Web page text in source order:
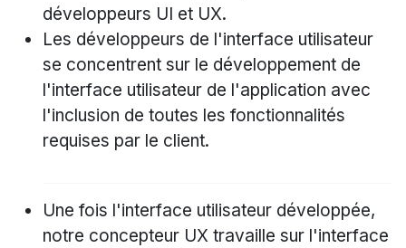
développeurs UI et UX.
Les développeurs de l'interface utilisateur
se concentrent sur le développement de
l'interface utilisateur de l'application avec
l'inclusion de toutes les fonctionnalités
requises par le client.
Une fois l'interface utilisateur développée,
notre concepteur UX travaille sur l'interface